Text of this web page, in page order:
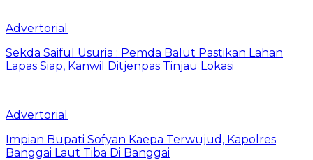
Advertorial
Sekda Saiful Usuria : Pemda Balut Pastikan Lahan
Lapas Siap, Kanwil Ditjenpas Tinjau Lokasi
Advertorial
Impian Bupati Sofyan Kaepa Terwujud, Kapolres
Banggai Laut Tiba Di Banggai